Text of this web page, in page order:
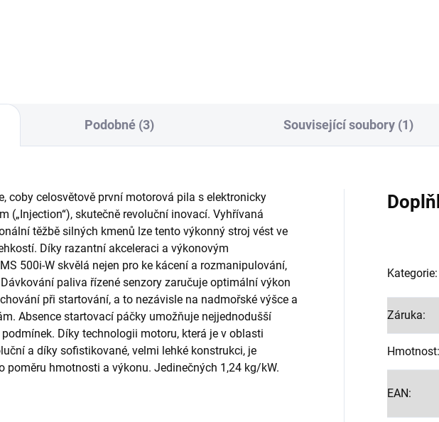
Podobné (3) Související soubory (1)
coby celosvětově první motorová pila s elektronicky
(„Injection“), skutečně revoluční inovací. Vyhřívaná
těžbě silných kmenů lze tento výkonný stroj vést ve
Díky razantní akceleraci a výkonovým
500i-W skvělá nejen pro ke kácení a rozmanipulování,
paliva řízené senzory zaručuje optimální výkon
při startování, a to nezávisle na nadmořské výšce a
Absence startovací páčky umožňuje nejjednodušší
Díky technologii motoru, která je v oblasti
a díky sofistikované, velmi lehké konstrukci, je
poměru hmotnosti a výkonu. Jedinečných 1,24 kg/kW.
Kategorie:
Záruka:
Hmotnost:
EAN: